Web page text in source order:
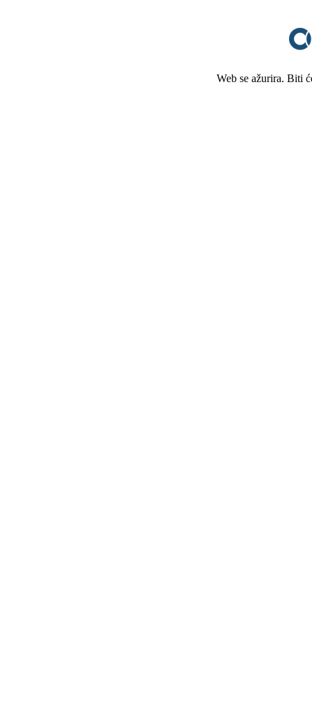
Web se ažurira. Biti